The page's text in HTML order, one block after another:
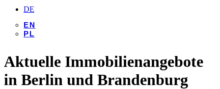
DE
EN
PL
Aktuelle Immobilienangebote
in Berlin und Brandenburg